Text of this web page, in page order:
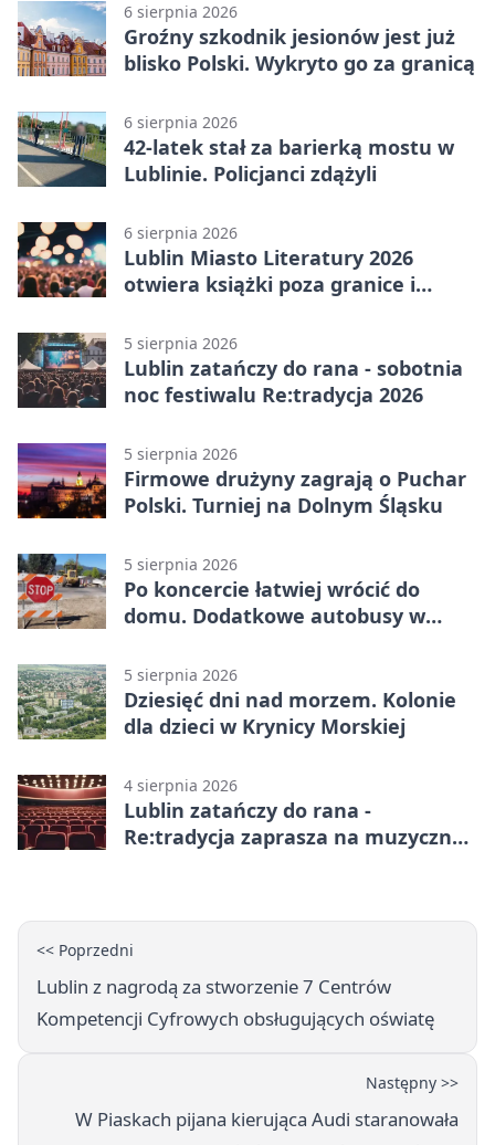
6 sierpnia 2026
Groźny szkodnik jesionów jest już
blisko Polski. Wykryto go za granicą
6 sierpnia 2026
42-latek stał za barierką mostu w
Lublinie. Policjanci zdążyli
6 sierpnia 2026
Lublin Miasto Literatury 2026
otwiera książki poza granice i
5 sierpnia 2026
Lublin zatańczy do rana - sobotnia
noc festiwalu Re:tradycja 2026
5 sierpnia 2026
Firmowe drużyny zagrają o Puchar
Polski. Turniej na Dolnym Śląsku
5 sierpnia 2026
Po koncercie łatwiej wrócić do
domu. Dodatkowe autobusy w
5 sierpnia 2026
Dziesięć dni nad morzem. Kolonie
dla dzieci w Krynicy Morskiej
4 sierpnia 2026
Lublin zatańczy do rana -
Re:tradycja zaprasza na muzyczną
<< Poprzedni
Lublin z nagrodą za stworzenie 7 Centrów
Kompetencji Cyfrowych obsługujących oświatę
Następny >>
W Piaskach pijana kierująca Audi staranowała